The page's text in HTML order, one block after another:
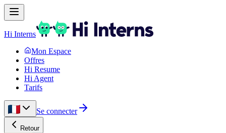
Hi Interns
Mon Espace
Offres
Hi Resume
Hi Agent
Tarifs
Se connecter
Retour